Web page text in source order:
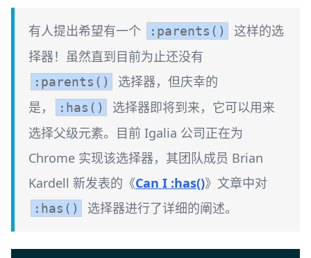
有人提出希望有一个 :parents()
这样的选
择器！ ​ 虽然直到目前为止还没有
:parents()
选择器，但庆幸的
是，
:has()
选择器即将到来，它可以用来
选择父级元素。目前 Igalia 公司正在为
Chrome 实现该选择器，其团队成员 Brian
Kardell 新发表的《Can I :has()》文章中对
:has() 选择器进行了详细的阐述。